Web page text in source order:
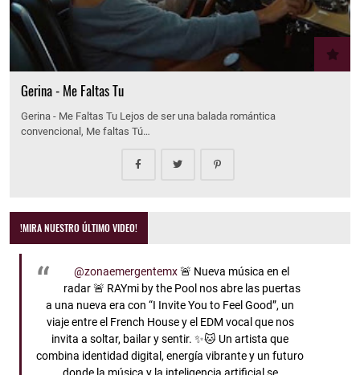
Gerina - Me Faltas Tu
Gerina - Me Faltas Tu Lejos de ser una balada romántica
convencional, Me faltas Tú…
!MIRA NUESTRO ÚLTIMO VIDEO!
@zonaemergentemx🚨 Nueva música en el
radar 🚨 RAYmi by the Pool nos abre las puertas
a una nueva era con “I Invite You to Feel Good”, un
viaje entre el French House y el EDM vocal que nos
invita a soltar, bailar y sentir. ✨🐱 Un artista que
combina identidad digital, energía vibrante y un futuro